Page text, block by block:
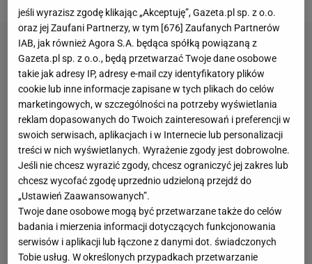
jeśli wyrazisz zgodę klikając „Akceptuję”, Gazeta.pl sp. z o.o.
oraz jej Zaufani Partnerzy, w tym [676] Zaufanych Partnerów
IAB, jak również Agora S.A. będąca spółką powiązaną z
Gazeta.pl sp. z o.o., będą przetwarzać Twoje dane osobowe
takie jak adresy IP, adresy e-mail czy identyfikatory plików
cookie lub inne informacje zapisane w tych plikach do celów
marketingowych, w szczególności na potrzeby wyświetlania
reklam dopasowanych do Twoich zainteresowań i preferencji w
swoich serwisach, aplikacjach i w Internecie lub personalizacji
treści w nich wyświetlanych. Wyrażenie zgody jest dobrowolne.
Jeśli nie chcesz wyrazić zgody, chcesz ograniczyć jej zakres lub
chcesz wycofać zgodę uprzednio udzieloną przejdź do
„Ustawień Zaawansowanych”.
Twoje dane osobowe mogą być przetwarzane także do celów
badania i mierzenia informacji dotyczących funkcjonowania
serwisów i aplikacji lub łączone z danymi dot. świadczonych
Tobie usług. W określonych przypadkach przetwarzanie